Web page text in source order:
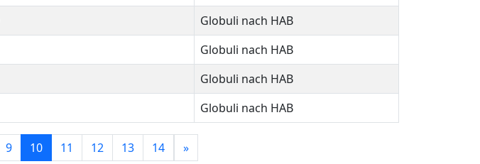
Globuli nach HAB
Globuli nach HAB
Globuli nach HAB
Globuli nach HAB
9 10 11 12 13 14 »